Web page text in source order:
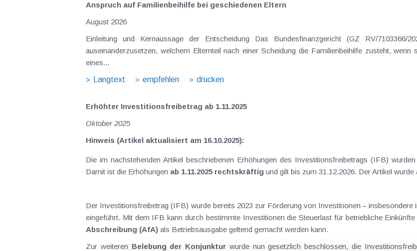
Anspruch auf Familienbeihilfe bei geschiedenen Eltern
August 2026
Einleitung und Kernaussage der Entscheidung Das Bundesfinanzgericht (GZ RV/
auseinanderzusetzen, welchem Elternteil nach einer Scheidung die Familienbeihilfe zusteht,
eines...
Langtext
empfehlen drucken
Erhöhter Investitionsfreibetrag ab 1.11.2025
Oktober 2025
Hinweis (Artikel aktualisiert am 16.10.2025):
Die im nachstehenden Artikel beschriebenen Erhöhungen des Investitionsfreibetrags (IFB)
Damit ist die Erhöhungen ab 1.11.2025 rechtskräftig und gilt bis zum 31.12.2026. Der Artikel wurde
Der Investitionsfreibetrag (IFB) wurde bereits 2023 zur Förderung von Investitionen –
eingeführt. Mit dem IFB kann durch bestimmte Investitionen die Steuerlast für betriebliche
Abschreibung (AfA) als Betriebsausgabe geltend gemacht werden kann.
Zur weiteren Belebung der Konjunktur wurde nun gesetzlich beschlossen, die